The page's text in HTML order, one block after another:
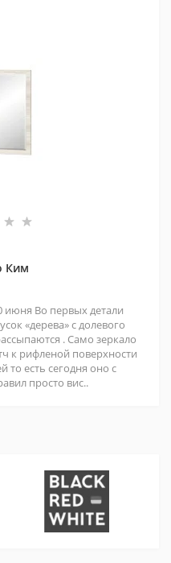
Ким
июня Во первых детали
«дерева» с долевого
. Само зеркало
к рифленой поверхности
то есть сегодня оно с
просто вис..